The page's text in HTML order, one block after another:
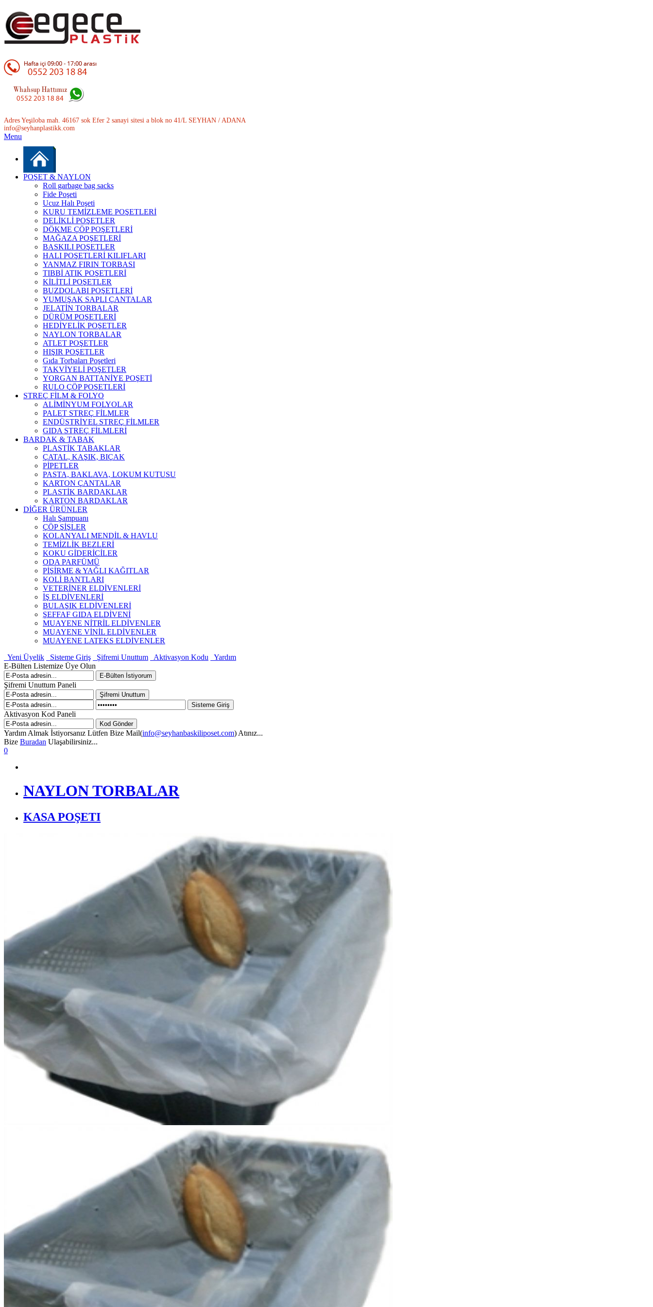
Adres Yeşiloba mah. 46167 sok Efer 2 sanayi sitesi a blok no 41/L SEYHAN / ADANA
info@seyhanplastikk.com
Menu
POŞET & NAYLON
Roll garbage bag sacks
Fide Poşeti
Ucuz Halı Poşeti
KURU TEMİZLEME POŞETLERİ
DELİKLİ POŞETLER
DÖKME ÇÖP POŞETLERİ
MAĞAZA POŞETLERİ
BASKILI POŞETLER
HALI POŞETLERİ KILIFLARI
YANMAZ FIRIN TORBASI
TIBBİ ATIK POŞETLERİ
KİLİTLİ POŞETLER
BUZDOLABI POŞETLERİ
YUMUŞAK SAPLI ÇANTALAR
JELATİN TORBALAR
DÜRÜM POŞETLERİ
HEDİYELİK POŞETLER
NAYLON TORBALAR
ATLET POŞETLER
HIŞIR POŞETLER
Gıda Torbaları Poşetleri
TAKVİYELİ POŞETLER
YORGAN BATTANİYE POŞETİ
RULO ÇÖP POŞETLERİ
STREÇ FİLM & FOLYO
ALİMİNYUM FOLYOLAR
PALET STREÇ FİLMLER
ENDÜSTRİYEL STREÇ FİLMLER
GIDA STREÇ FİLMLERİ
BARDAK & TABAK
PLASTİK TABAKLAR
ÇATAL, KAŞIK, BIÇAK
PİPETLER
PASTA, BAKLAVA, LOKUM KUTUSU
KARTON ÇANTALAR
PLASTİK BARDAKLAR
KARTON BARDAKLAR
DİĞER ÜRÜNLER
Halı Şampuanı
ÇÖP ŞİŞLER
KOLANYALI MENDİL & HAVLU
TEMİZLİK BEZLERİ
KOKU GİDERİCİLER
ODA PARFÜMÜ
PİŞİRME & YAĞLI KAĞITLAR
KOLİ BANTLARI
VETERİNER ELDİVENLERİ
İŞ ELDİVENLERİ
BULAŞIK ELDİVENLERİ
ŞEFFAF GIDA ELDİVENİ
MUAYENE NİTRİL ELDİVENLER
MUAYENE VİNİL ELDİVENLER
MUAYENE LATEKS ELDİVENLER
Yeni Üyelik
Sisteme Giriş Şifremi Unuttum Aktivasyon Kodu
Yardım
E-Bülten Listemize Üye Olun
Şifremi Unuttum Paneli
Aktivasyon Kod Paneli
Yardım Almak İstiyorsanız Lütfen Bize Mail(info@seyhanbaskiliposet.com) Atınız...
Bize Buradan Ulaşabilirsiniz...
0
NAYLON TORBALAR
KASA POŞETI